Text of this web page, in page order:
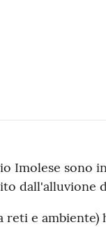
Imolese sono
dall'alluvione
reti e ambiente)